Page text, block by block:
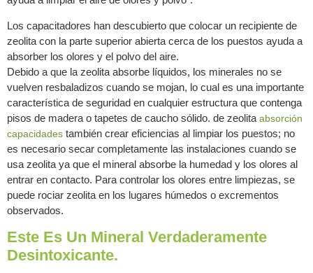
Los capacitadores han descubierto que colocar un recipiente de
zeolita con la parte superior abierta cerca de los puestos ayuda a
absorber los olores y el polvo del aire.
Debido a que la zeolita absorbe líquidos, los minerales no se
vuelven resbaladizos cuando se mojan, lo cual es una importante
característica de seguridad en cualquier estructura que contenga
pisos de madera o tapetes de caucho sólido. de zeolita absorción
capacidades también crear eficiencias al limpiar los puestos; no
es necesario secar completamente las instalaciones cuando se
usa zeolita ya que el mineral absorbe la humedad y los olores al
entrar en contacto. Para controlar los olores entre limpiezas, se
puede rociar zeolita en los lugares húmedos o excrementos
observados.
Este Es Un Mineral Verdaderamente
Desintoxicante.